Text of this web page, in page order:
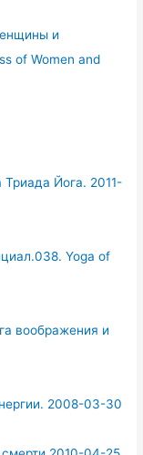
и
of Women and
Йога. 2011-
Yoga of
воображения и
2008-03-30